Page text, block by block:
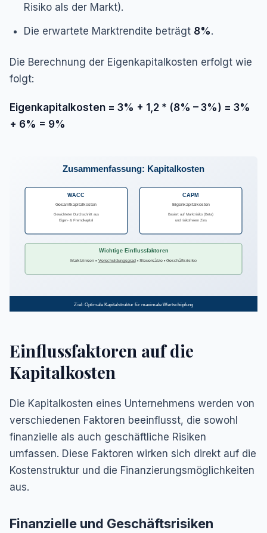
Risiko als der Markt).
Die erwartete Marktrendite beträgt 8%.
Die Berechnung der Eigenkapitalkosten erfolgt wie
folgt:
Eigenkapitalkosten = 3% + 1,2 * (8% – 3%) = 3%
+ 6% = 9%
Zusammenfassung: Kapitalkosten
WACC
Gesamtkapitalkosten
Gewichteter Durchschnitt aus
Eigen- & Fremdkapital
CAPM
Eigenkapitalkosten
Basiert auf Marktrisiko (Beta)
und risikofreiem Zins
Wichtige Einflussfaktoren
Marktzinsen • Verschuldungsgrad• Steuersätze • Geschäftsrisiko
Ziel: Optimale Kapitalstruktur für maximale Wertschöpfung
Einflussfaktoren auf die
Kapitalkosten
Die Kapitalkosten eines Unternehmens werden von
verschiedenen Faktoren beeinflusst, die sowohl
finanzielle als auch geschäftliche Risiken
umfassen. Diese Faktoren wirken sich direkt auf die
Kostenstruktur und die Finanzierungsmöglichkeiten
aus.
Finanzielle und Geschäftsrisiken